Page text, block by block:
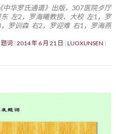
中华罗氏通谱》出版，307医院歺厅
左2，罗海曦教授、大校 左1，罗
，罗训森 右2，罗迎难 右1，罗海燕
词 2014 年 6 月 21 日
LUOXUNSEN